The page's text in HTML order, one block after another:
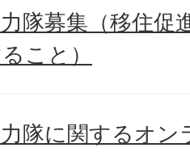
隊募集（移住促
こと）
隊に関するオン